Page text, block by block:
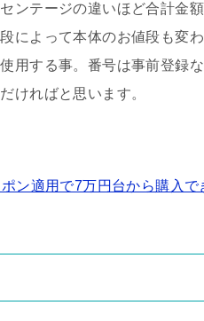
ンテージの違いほど合計金
によって本体のお値段も変
用する事。番号は事前登録
ければと思います。
ン適用で7万円台から購入で